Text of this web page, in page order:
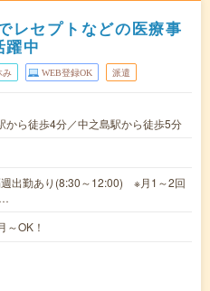
レセプトなどの医療事
中
み WEB登録OK 派遣
から徒歩4分／中之島駅から徒歩5分
出勤あり(8:30～12:00) ※月1～2回
OK！